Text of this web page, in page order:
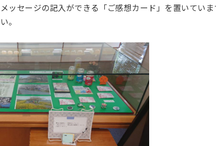
ッセージの記入ができる「ご感想カード」を置いてい
。